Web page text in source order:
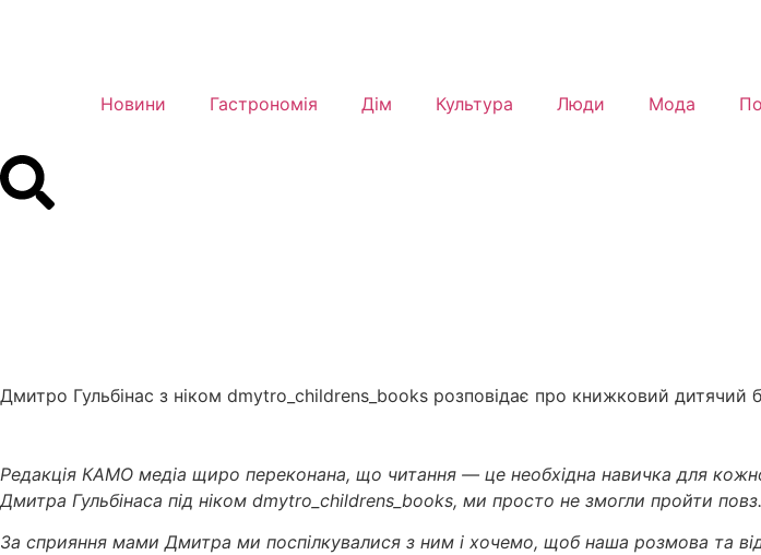
Новини Гастрономія Дім Культура Люди Мода
Дмитро Гульбінас з ніком dmytro_childrens_books розповідає про книжковий дитячий
Редакція КАМО медіа щиро переконана, що читання — це необхідна навичка для
Дмитра Гульбінаса під ніком dmytro_childrens_books, ми просто не змогли пройти повз.
За сприяння мами Дмитра ми поспілкувалися з ним і хочемо, щоб наша розмова та